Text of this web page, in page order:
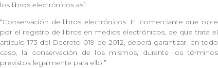
los libros electrónicos así:
“Conservación de libros electrónicos. El comerciante que opte
por el registro de libros en medios electrónicos, de que trata el
artículo 173 del Decreto 019 de 2012, deberá garantizar, en todo
caso, la conservación de los mismos, durante los términos
previstos legalmente para ello.”